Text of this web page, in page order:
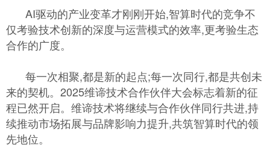
AI驱动的产业变革才刚刚开始,智算时代的竞争不
仅考验技术创新的深度与运营模式的效率,更考验生态
合作的广度。
每一次相聚,都是新的起点;每一次同行,都是共创未
来的契机。2025维谛技术合作伙伴大会标志着新的征
程已然开启。维谛技术将继续与合作伙伴同行共进,持
续推动市场拓展与品牌影响力提升,共筑智算时代的领
先地位。